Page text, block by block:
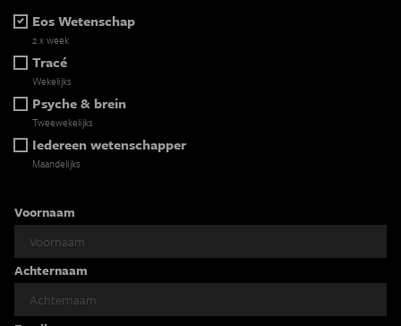
Eos Wetenschap
2 x week
Tracé
Wekelijks
Psyche & brein
Tweewekelijks
Iedereen wetenschapper
Maandelijks
Voornaam
Achternaam